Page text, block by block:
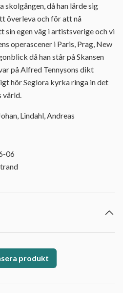
skolgången, då han lärde sig
överleva och för att nå
sin egen väg i artistsverige och vi
operascener i Paris, Prag, New
då han står på Skansen
på Alfred Tennysons dikt
hör Seglora kyrka ringa in det
värld.
Lindahl, Andreas
06
produkt